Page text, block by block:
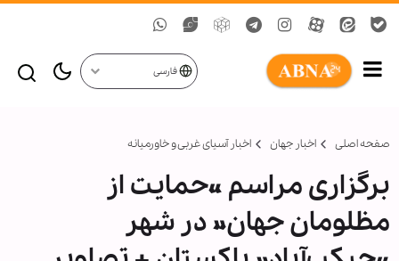
فارسی
صفحه اصلی اخبار جهان اخبار آسیای غربی و خاورمیانه
برگزاری مراسم «حمایت از
مظلومان جهان» در شهر